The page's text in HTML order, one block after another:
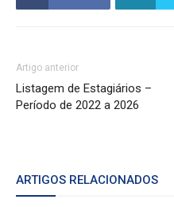
Artigo anterior
Listagem de Estagiários –
Período de 2022 a 2026
ARTIGOS RELACIONADOS